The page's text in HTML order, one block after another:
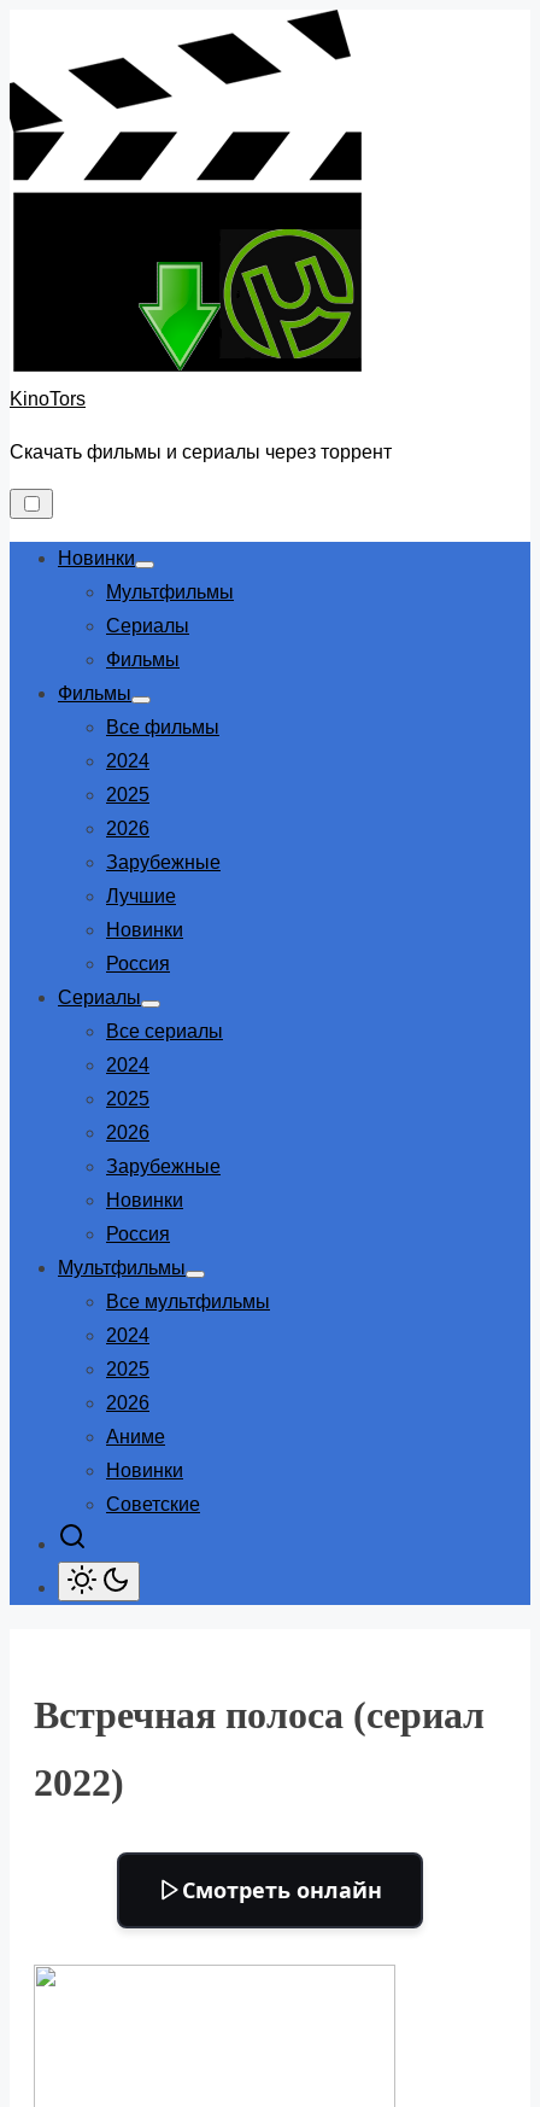
content
KinoTors
Скачать фильмы и сериалы через торрент
Новинки
Show
sub
Мультфильмы
Сериалы
Фильмы
Фильмы
Show
sub
Все фильмы
2024
2025
2026
Зарубежные
Лучшие
Новинки
Россия
Сериалы
Show
sub
Все сериалы
2024
2025
2026
Зарубежные
Новинки
Россия
Мультфильмы
Show
sub
Все мультфильмы
2024
2025
2026
Аниме
Новинки
Советские
Встречная полоса (сериал
2022)
Смотреть онлайн